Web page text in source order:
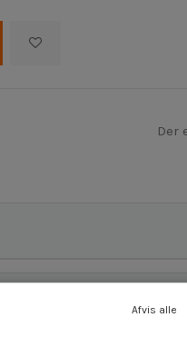
Der
Afvis alle